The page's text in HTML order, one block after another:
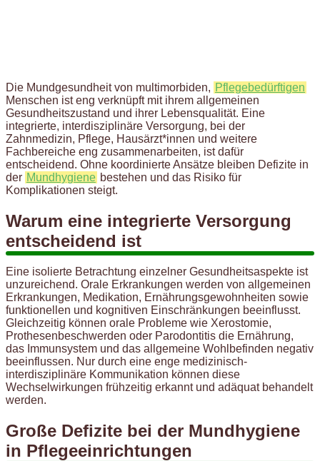
Die Mundgesundheit von multimorbiden, Pflegebedürftigen
Menschen ist eng verknüpft mit ihrem allgemeinen
Gesundheitszustand und ihrer Lebensqualität. Eine
integrierte, interdisziplinäre Versorgung, bei der
Zahnmedizin, Pflege, Hausärzt*innen und weitere
Fachbereiche eng zusammenarbeiten, ist dafür
entscheidend. Ohne koordinierte Ansätze bleiben Defizite in
der Mundhygiene bestehen und das Risiko für
Komplikationen steigt.
Warum eine integrierte Versorgung
entscheidend ist
Eine isolierte Betrachtung einzelner Gesundheitsaspekte ist
unzureichend. Orale Erkrankungen werden von allgemeinen
Erkrankungen, Medikation, Ernährungsgewohnheiten sowie
funktionellen und kognitiven Einschränkungen beeinflusst.
Gleichzeitig können orale Probleme wie Xerostomie,
Prothesenbeschwerden oder Parodontitis die Ernährung,
das Immunsystem und das allgemeine Wohlbefinden negativ
beeinflussen. Nur durch eine enge medizinisch-
interdisziplinäre Kommunikation können diese
Wechselwirkungen frühzeitig erkannt und adäquat behandelt
werden.
Große Defizite bei der Mundhygiene
in Pflegeeinrichtungen